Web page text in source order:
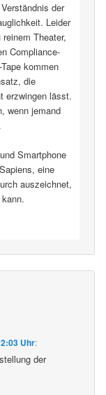
der
Leider
Theater,
Compliance-
kommen
die
erzwingen lässt.
wenn jemand
Smartphone
eine
auszeichnet,
Uhr:
der